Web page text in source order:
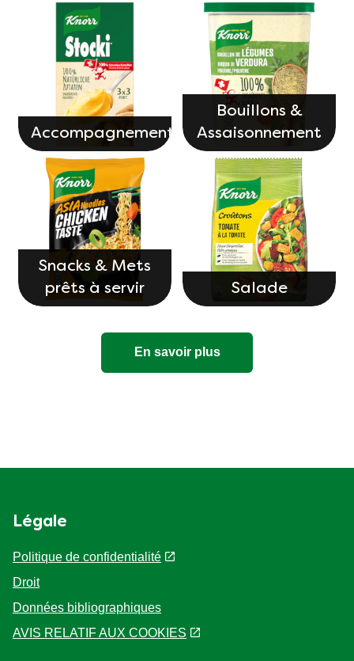
Accompagnements
Bouillons &
Assaisonnement
Snacks & Mets
prêts à servir
Salade
En savoir plus
Légale
Politique de confidentialité
Droit
Données bibliographiques
AVIS RELATIF AUX COOKIES